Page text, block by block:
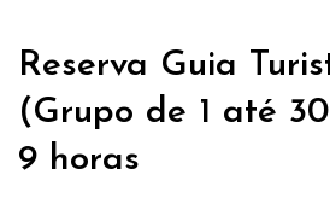
Reserva Guia
(Grupo de 1 até
9 horas